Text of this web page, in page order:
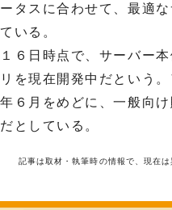
タスに合わせて、最適
いる。
６日時点で、サーバー本
を現在開発中だという
６月をめどに、一般向
としている。
記事は取材・執筆時の情報で、現在は